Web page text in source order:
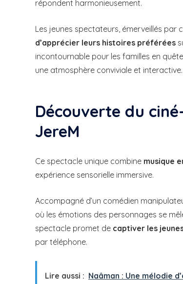
répondent harmonieusement.
Les jeunes spectateurs, émerveillés
d’apprécier leurs histoires préférées
incontournable pour les familles en
une atmosphère conviviale et interactive.
Découverte du
JereM
Ce spectacle unique combine musique
expérience sensorielle immersive.
Accompagné d’un comédien
où les émotions des personnages se
spectacle promet de captiver les
par téléphone.
Lire aussi : Naâman : Une mélodie